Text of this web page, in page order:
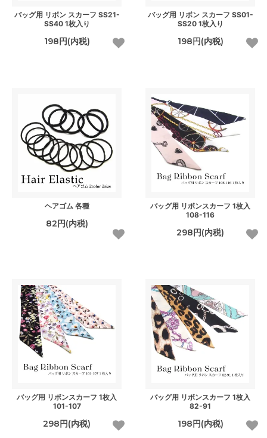
バッグ用 リボン スカーフ SS21-
SS40 1枚入り
198円(内税)
バッグ用 リボン スカーフ SS01-
SS20 1枚入り
198円(内税)
ヘアゴム 各種
82円(内税)
バッグ用 リボンスカーフ 1枚入
108-116
298円(内税)
バッグ用 リボンスカーフ 1枚入
101-107
298円(内税)
バッグ用 リボンスカーフ 1枚入
82-91
198円(内税)